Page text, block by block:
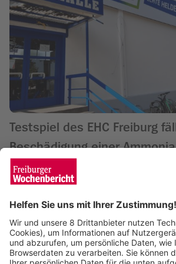
Testspiel des EHC Freiburg
Beschädigung einer